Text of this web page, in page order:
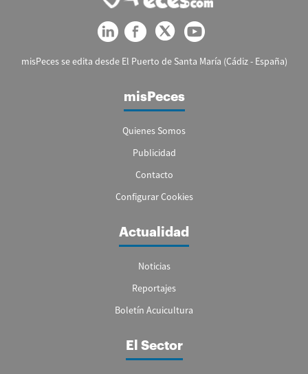
misPeces se edita desde El Puerto de Santa María (Cádiz - España)
misPeces
Quienes Somos
Publicidad
Contacto
Configurar Cookies
Actualidad
Noticias
Reportajes
Boletín Acuicultura
El Sector